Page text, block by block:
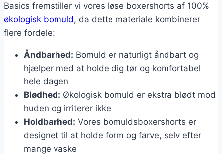
Basics fremstiller vi vores løse boxershorts af 100%
økologisk bomuld, da dette materiale kombinerer
flere fordele:
Åndbarhed: Bomuld er naturligt åndbart og
hjælper med at holde dig tør og komfortabel
hele dagen
Blødhed: Økologisk bomuld er ekstra blødt mod
huden og irriterer ikke
Holdbarhed: Vores bomuldsboxershorts er
designet til at holde form og farve, selv efter
mange vaske